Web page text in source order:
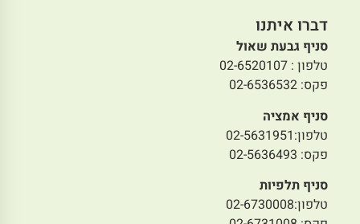
דברו איתנו
סניף גבעת שאול
טלפון : 02-6520107
פקס: 02-6536532
סניף אמציה
טלפון:02-5631951
פקס: 02-5636493
סניף תלפיות
טלפון:02-6730008